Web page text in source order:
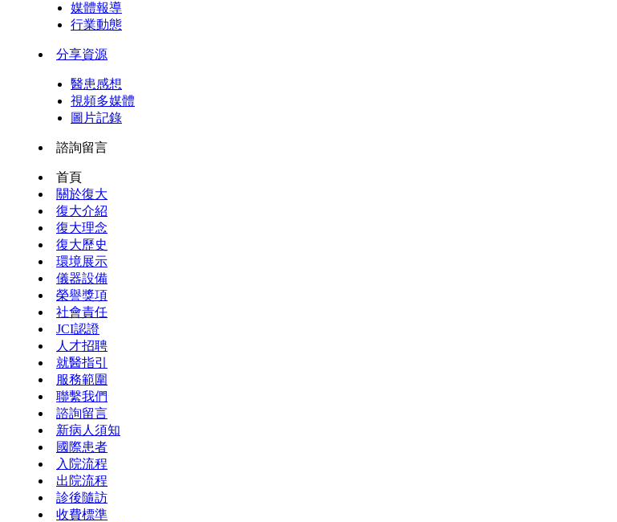
媒體報導
行業動態
分享資源
醫患感想
視頻多媒體
圖片記錄
諮詢留言
首頁
關於復大
復大介紹
復大理念
復大歷史
環境展示
儀器設備
榮譽獎項
社會責任
JCI認證
人才招聘
就醫指引
服務範圍
聯繫我們
諮詢留言
新病人須知
國際患者
入院流程
出院流程
診後隨訪
收費標準